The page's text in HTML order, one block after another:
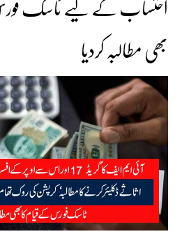
بھی مطالبہ کردیا